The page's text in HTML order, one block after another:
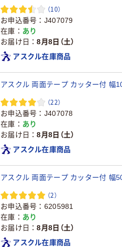
（10）
お申込番号
J407079
在庫
あり
お届け日
8月8日（土）
アスクル在庫商品
アスクル 両面テープ カッター付 幅
（22）
お申込番号
J407078
在庫
あり
お届け日
8月8日（土）
アスクル在庫商品
アスクル 両面テープ カッター付 幅
（2）
お申込番号
6205981
在庫
あり
お届け日
8月8日（土）
アスクル在庫商品